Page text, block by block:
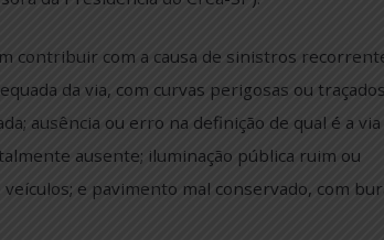
dos engenheiros civis Luiz Felippe
Weber Rinaldi (Superintendente de
da Presidência do Crea-SP).
podem contribuir com a causa de
inadequada da via, com curvas